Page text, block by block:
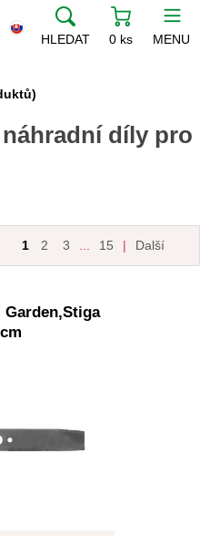
HLEDAT 0 ks MENU
náhradní díly pro
1 2 3 15 | Další
Garden,Stiga